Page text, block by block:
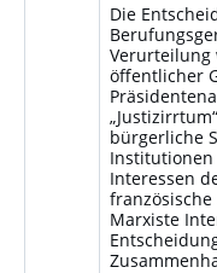
Die
Verurteilung
öffentlicher
bürgerliche
Interessen
Marxiste